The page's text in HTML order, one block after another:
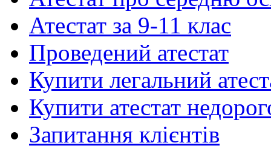
Атестат за 9-11 клас
Проведений атестат
Купити легальний
Купити атестат
Запитання клієнтів